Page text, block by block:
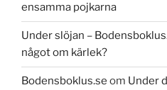
ensamma pojkarna
Under slöjan –
något om kärlek?
Bodensboklus.se om Under